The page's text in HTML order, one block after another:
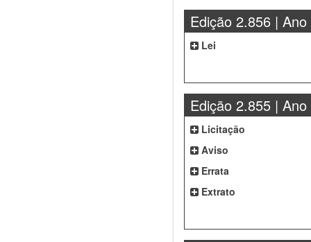
Edição 2.856 | Ano
Lei
Edição 2.855 | Ano
Licitação
Aviso
Errata
Extrato